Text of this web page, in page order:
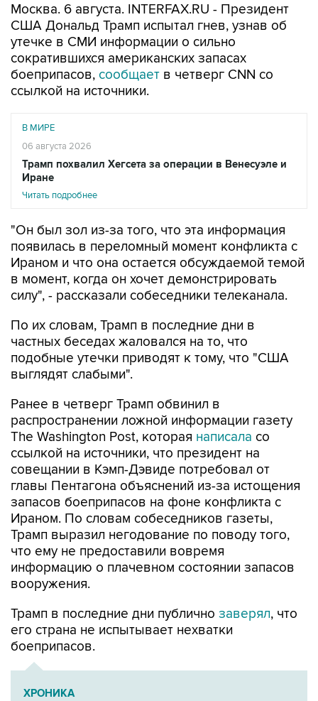
Москва. 6 августа. INTERFAX.RU - Президент
США Дональд Трамп испытал гнев, узнав об
утечке в СМИ информации о сильно
сократившихся американских запасах
боеприпасов, сообщает в четверг CNN со
ссылкой на источники.
В МИРЕ
06 августа 2026
Трамп похвалил Хегсета за операции в Венесуэле и
Иране
Читать подробнее
"Он был зол из-за того, что эта информация
появилась в переломный момент конфликта с
Ираном и что она остается обсуждаемой темой
в момент, когда он хочет демонстрировать
силу", - рассказали собеседники телеканала.
По их словам, Трамп в последние дни в
частных беседах жаловался на то, что
подобные утечки приводят к тому, что "США
выглядят слабыми".
Ранее в четверг Трамп обвинил в
распространении ложной информации газету
The Washington Post, которая написала со
ссылкой на источники, что президент на
совещании в Кэмп-Дэвиде потребовал от
главы Пентагона объяснений из-за истощения
запасов боеприпасов на фоне конфликта с
Ираном. По словам собеседников газеты,
Трамп выразил негодование по поводу того,
что ему не предоставили вовремя
информацию о плачевном состоянии запасов
вооружения.
Трамп в последние дни публично заверял, что
его страна не испытывает нехватки
боеприпасов.
ХРОНИКА